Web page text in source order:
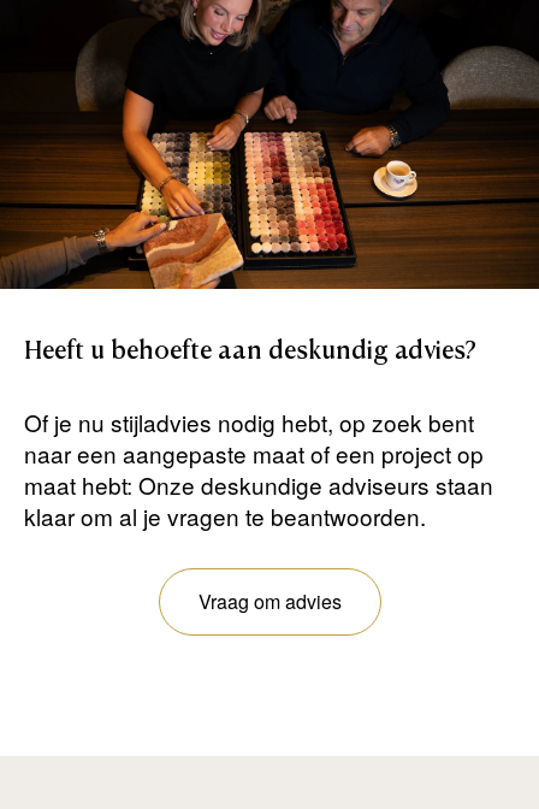
Heeft u behoefte aan deskundig advies?
Of je nu stijladvies nodig hebt, op zoek bent
naar een aangepaste maat of een project op
maat hebt: Onze deskundige adviseurs staan ​​
klaar om al je vragen te beantwoorden.
Vraag om advies